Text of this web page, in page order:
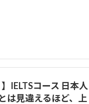
IELTSコース 日本人
は見違えるほど、上